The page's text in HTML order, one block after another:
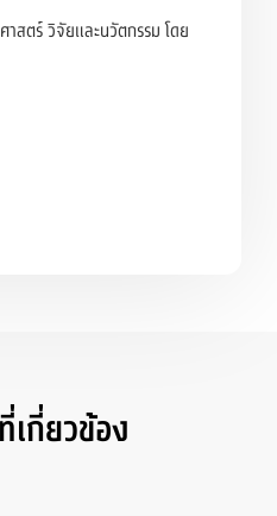
าสตร์ วิจัยและนวัตกรรม โดย
กี่ยวข้อง